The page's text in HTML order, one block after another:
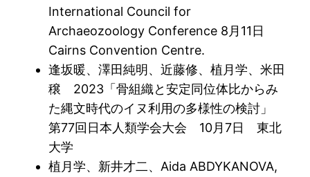
International Council for
Archaeozoology Conference 8月11日
Cairns Convention Centre.
逢坂暖、澤田純明、近藤修、植月学、米田
穣 2023「骨組織と安定同位体比からみ
た縄文時代のイヌ利用の多様性の検討」
第77回日本人類学会大会 10月7日 東北
大学
植月学、新井才二、Aida ABDYKANOVA,